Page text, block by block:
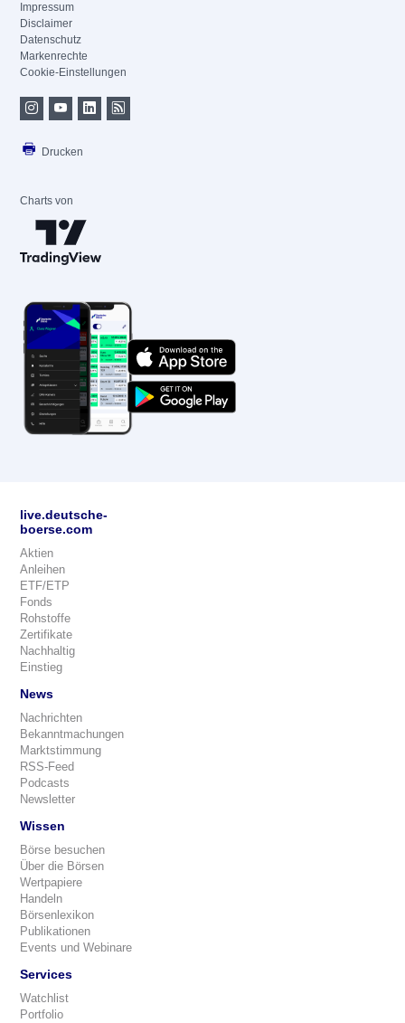
Impressum
Disclaimer
Datenschutz
Markenrechte
Cookie-Einstellungen
Drucken
Charts von
live.deutsche-
boerse.com
Aktien
Anleihen
ETF/ETP
Fonds
Rohstoffe
Zertifikate
Nachhaltig
Einstieg
News
Nachrichten
Bekanntmachungen
Marktstimmung
RSS-Feed
Podcasts
Newsletter
Wissen
Börse besuchen
Über die Börsen
Wertpapiere
Handeln
Börsenlexikon
Publikationen
Events und Webinare
Services
Watchlist
Portfolio